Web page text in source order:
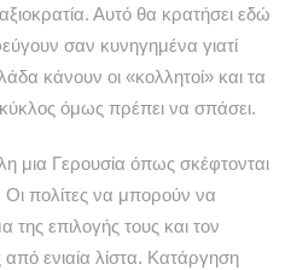
Αυτό θα κρατήσει εδώ
σαν κυνηγημένα γιατί
κάνουν οι «κολλητοί» και τα
όμως πρέπει να σπάσει.
μια Γερουσία όπως σκέφτονται
Οι πολίτες να μπορούν να
της επιλογής τους και τον
ενιαία λίστα. Κατάργηση